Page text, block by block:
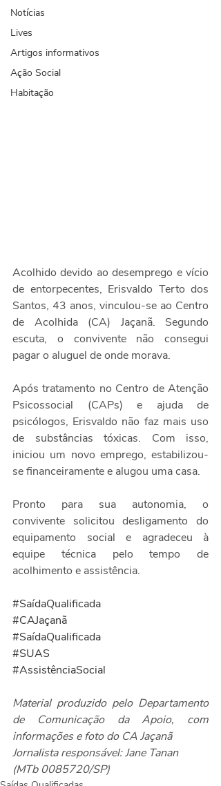
Notícias
Lives
Artigos informativos
Ação Social
Habitação
Acolhido devido ao desemprego e vício
de entorpecentes, Erisvaldo Terto dos
Santos, 43 anos, vinculou-se ao Centro
de Acolhida (CA) Jaçanã. Segundo
escuta, o convivente não consegui
pagar o aluguel de onde morava.
Após tratamento no Centro de Atenção
Psicossocial (CAPs) e ajuda de
psicólogos, Erisvaldo não faz mais uso
de substâncias tóxicas. Com isso,
iniciou um novo emprego, estabilizou-
se financeiramente e alugou uma casa.
Pronto para sua autonomia, o
convivente solicitou desligamento do
equipamento social e agradeceu à
equipe técnica pelo tempo de
acolhimento e assistência.
#SaídaQualificada
#CAJaçanã
#SaídaQualificada
#SUAS
#AssistênciaSocial
Material produzido pelo Departamento
de Comunicação da Apoio, com
informações e foto do CA Jaçanã
Jornalista responsável: Jane Tanan
(MTb 0085720/SP)